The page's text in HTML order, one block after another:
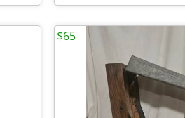
$65